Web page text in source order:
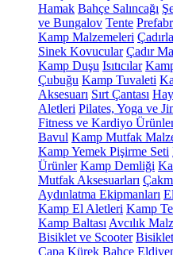
Hamak Bahçe Salıncağı
ve Bungalov Tente
Kamp Malzemeleri
Sinek Kovucular Çadır
Kamp Duşu Isıtıcılar
Çubuğu Kamp Tuvaleti
Aksesuarı Sırt Çantası
Aletleri Pilates, Yoga ve
Fitness ve Kardiyo
Bavul Kamp Mutfak
Kamp Yemek Pişirme Seti
Ürünler Kamp Demliği
Mutfak Aksesuarları
Aydınlatma Ekipmanları
Kamp El Aletleri Kamp
Kamp Baltası Avcılık
Bisiklet ve Scooter Bisiklet
Çapa Kürek Bahçe